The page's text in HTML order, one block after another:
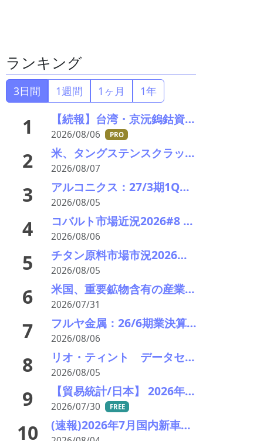
ランキング
3日間 1週間 1ヶ月 1年
1 【続報】台湾・京沅鎢鈷資源の黄会長殺害事件、元従業員を逮捕か／8月8・9日に葬儀執行へ
2026/08/06 PRO
2 米、タングステンスクラップと電池ブラックマス輸出禁止 国内向け販売100%を義務化
2026/08/07
3 アルコニクス：27/3期1Q決算を発表。業績見通し、配当を修正
2026/08/05
4 コバルト市場近況2026#8 小動き、オフシーズンで薄商い 電池向けはLFPリサイクルが重荷
2026/08/06
5 チタン原料市場市況2026年8月 下落、最終需要戻らず 鉱石8年ぶり安値
2026/08/05
6 米国、重要鉱物含有の産業廃棄物の輸出を制限へ トランプ氏が署名、国家防衛で物資確保
2026/07/31
7 フルヤ金属：26/6期業決算を発表。中計進捗状況
2026/08/06
8 リオ・ティント データセンターブームにおける自社の優位性を強調 銅やアルミニウム事業の伸び背景に
2026/08/05
9 【貿易統計/日本】 2026年6月一覧表
2026/07/30 FREE
10 (速報)2026年7月国内新車販売 41万7千台 前年同月比7%増加 4か月連続プラス